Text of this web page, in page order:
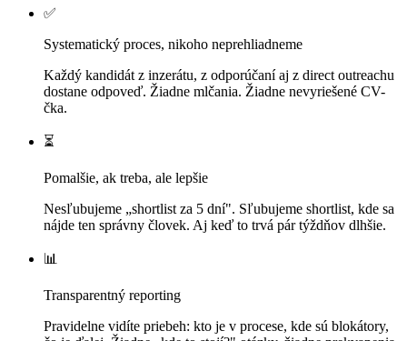
✅
Systematický proces, nikoho neprehliadneme
Každý kandidát z inzerátu, z odporúčaní aj z direct outreachu
dostane odpoveď. Žiadne mlčania. Žiadne nevyriešené CV-
čka.
⏳
Pomalšie, ak treba, ale lepšie
Nesľubujeme „shortlist za 5 dní". Sľubujeme shortlist, kde sa
nájde ten správny človek. Aj keď to trvá pár týždňov dlhšie.
📊
Transparentný reporting
Pravidelne vidíte priebeh: kto je v procese, kde sú blokátory,